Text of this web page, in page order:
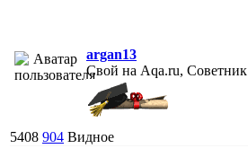
argan13
Свой на Aqa.ru, Советник
5408 904 Видное